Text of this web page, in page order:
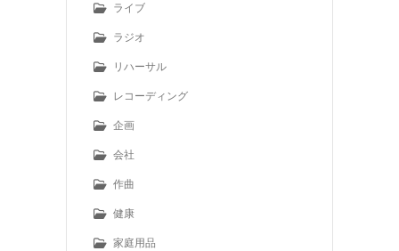
ライブ
ラジオ
リハーサル
レコーディング
企画
会社
作曲
健康
家庭用品